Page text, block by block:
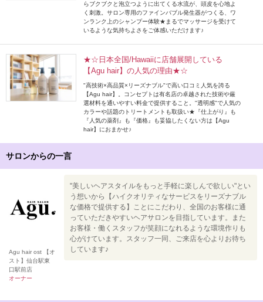
らブクブクと泡立つように出てくる水流が、頭皮を心地よ
く刺激。サロン専用のファインバブル発生器がつくる、ワ
ンランク上のシャンプー体験★まるでマッサージを受けて
いるような気持ちよさをご体感いただけます♪
★☆日本全国/Hawaiiに店舗展開している
【Agu hair】の人気の理由★☆
"高技術×高品質×リーズナブル"で高い口コミ人気を誇る
【Agu hair】。コンセプトは有名店の卓越された技術や厳
選材料を通いやすい料金で提供すること。"透明感"で人気の
カラーや話題のトリートメントも取扱い★『仕上がり』も
『人気の薬剤』も『価格』も妥協したくない方は【Agu
hair】におまかせ♪
サロンからの一言
Agu hair ost 【オ
スト】仙台駅東
口駅前店
オーナー
"美しいヘアスタイルをもっと手軽に楽しんで欲しい"とい
う想いから【ハイクオリティなサービスをリーズナブル
な価格で提供する】ことにこだわり、全国のお客様に通
っていただきやすいヘアサロンを目指しています。また
お客様・働くスタッフが笑顔になれるような環境作りも
心がけています。スタッフ一同、ご来店を心よりお待ち
しています♪